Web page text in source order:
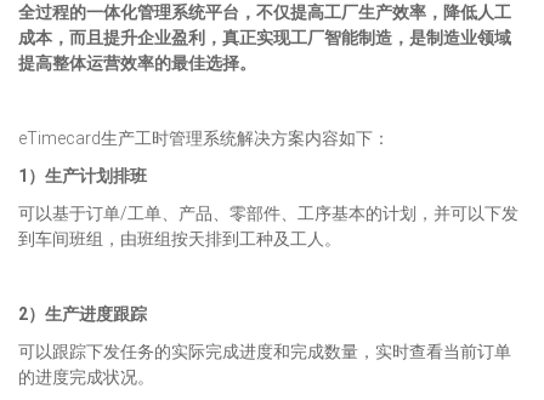
全过程的一体化管理系统平台，不仅提高工厂生产效率，降低人工
成本，而且提升企业盈利，真正实现工厂智能制造，是制造业领域
提高整体运营效率的最佳选择。
eTimecard生产工时管理系统解决方案内容如下：
1）生产计划排班
可以基于订单/工单、产品、零部件、工序基本的计划，并可以下发
到车间班组，由班组按天排到工种及工人。
2）生产进度跟踪
可以跟踪下发任务的实际完成进度和完成数量，实时查看当前订单
的进度完成状况。